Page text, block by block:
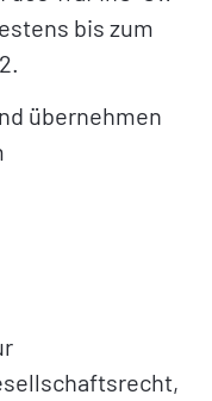
bis zum
übernehmen